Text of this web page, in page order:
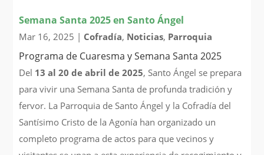
Semana Santa 2025 en Santo Ángel
Mar 16, 2025 | Cofradía, Noticias, Parroquia
Programa de Cuaresma y Semana Santa 2025
Del 13 al 20 de abril de 2025, Santo Ángel se prepara
para vivir una Semana Santa de profunda tradición y
fervor. La Parroquia de Santo Ángel y la Cofradía del
Santísimo Cristo de la Agonía han organizado un
completo programa de actos para que vecinos y